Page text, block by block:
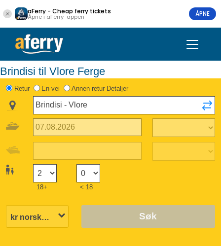
aFerry - Cheap ferry tickets
Åpne i aFerry-appen ÅPNE
Brindisi til Vlore Ferge
Retur En vei Annen retur Detaljer
18+ < 18
Søk